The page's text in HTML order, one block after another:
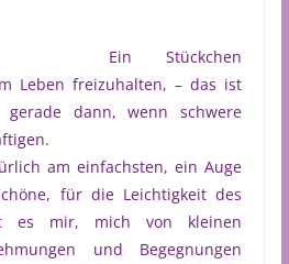
Ein Stückchen
Leben freizuhalten, – das ist
dann, wenn schwere
am einfachsten, ein Auge
für die Leichtigkeit des
es mir, mich von kleinen
und Begegnungen